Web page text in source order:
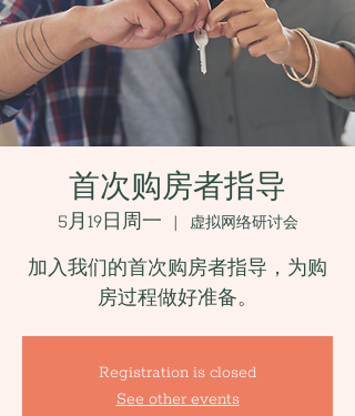
首次购房者指导
5月19日周一
  |
虚拟网络研讨会
加入我们的首次购房者指导，为购
房过程做好准备。
Registration is closed
See other events